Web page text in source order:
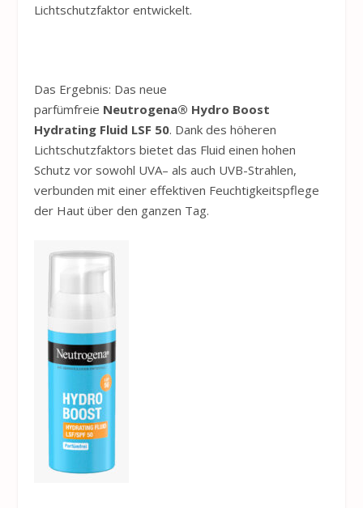
Lichtschutzfaktor entwickelt.
Das Ergebnis: Das neue
parfümfreie Neutrogena® Hydro Boost
Hydrating Fluid LSF 50. Dank des höheren
Lichtschutzfaktors bietet das Fluid einen hohen
Schutz vor sowohl UVA– als auch UVB-Strahlen,
verbunden mit einer effektiven Feuchtigkeitspflege
der Haut über den ganzen Tag.